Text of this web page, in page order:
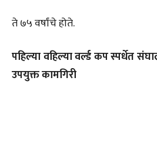
ते ७५ वर्षांचे होते.
पहिल्या वहिल्या वर्ल्ड कप स्पर्धेत
उपयुक्त कामगिरी